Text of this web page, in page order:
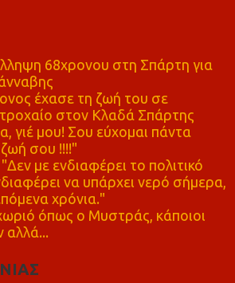
68χρονου στη Σπάρτη για
έχασε τη ζωή του σε
στον Κλαδά Σπάρτης
γιέ μου! Σου εύχομαι πάντα
ζωή σου !!!!"
με ενδιαφέρει το πολιτικό
να υπάρχει νερό σήμερα,
χρόνια."
όπως ο Μυστράς, κάποιοι
αλλά...